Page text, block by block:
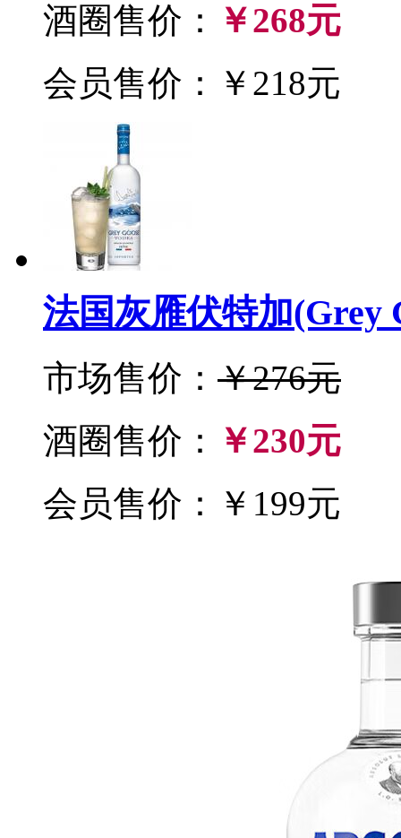
酒圈售价：
￥268元
会员售价：￥218元
法国灰雁伏特加(Grey
市场售价： ￥276元
酒圈售价：
￥230元
会员售价：￥199元